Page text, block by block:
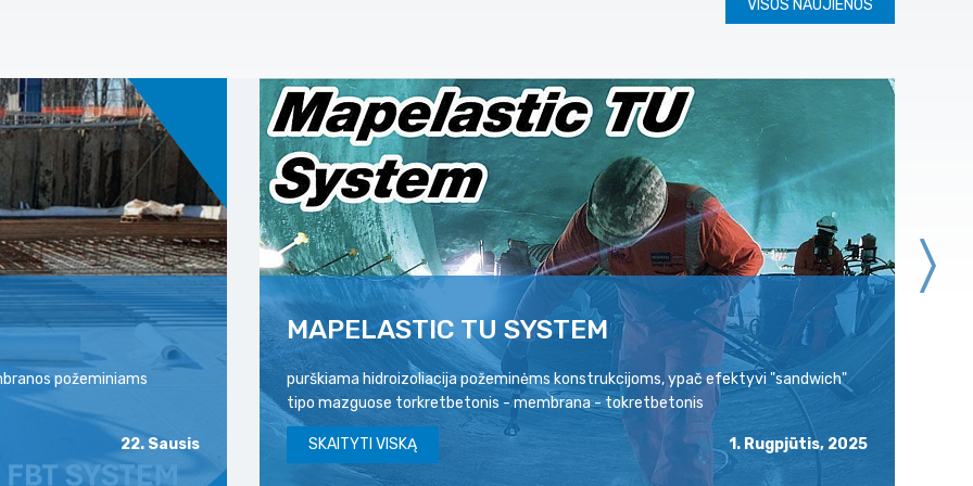
VISOS NAUJIENOS
požeminiams
22. Sausis
MAPELASTIC TU SYSTEM
purškiama hidroizoliacija požeminėms konstrukcijoms, ypač efektyvi "sandwich"
tipo mazguose torkretbetonis - membrana - tokretbetonis
SKAITYTI VISKĄ 1. Rugpjūtis, 2025